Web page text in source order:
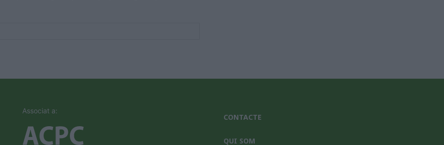
Associat a:
CONTACTE
QUI SOM